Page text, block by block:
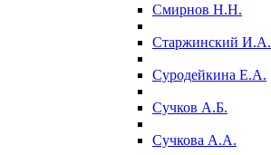
Смирнов Н.Н.
Старжинский И.А.
Суродейкина Е.А.
Сучков А.Б.
Сучкова А.А.